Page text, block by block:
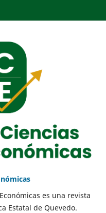
es una revista
Estatal de Quevedo.